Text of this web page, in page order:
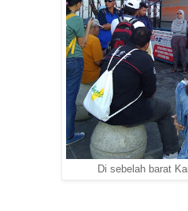
Di sebelah barat